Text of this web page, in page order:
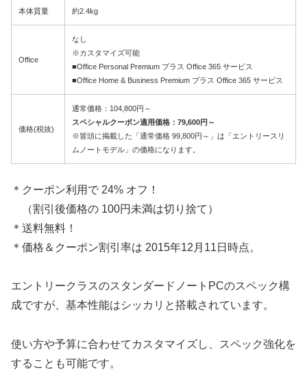
本体質量 約2.4kg
Office
なし
※カスタマイズ可能
■Office Personal Premium プラス Office 365 サービス
■Office Home & Business Premium プラス Office 365 サービス
価格(税抜)
通常価格：104,800円～
スペシャルクーポン適用価格：79,600円～
※冒頭に掲載した「通常価格 99,800円～」は「エントリースリ
ムノートモデル」の価格になります。
＊クーポン利用で 24% オフ！
（割引後価格の 100円未満は切り捨て）
＊送料無料！
＊価格＆クーポン割引率は 2015年12月11日時点。
エントリークラスのスタンダードノートPCのスペック構
成ですが、基本性能はシッカリと搭載されています。
使い方や予算に合わせてカスタマイズし、スペック強化を
することも可能です。